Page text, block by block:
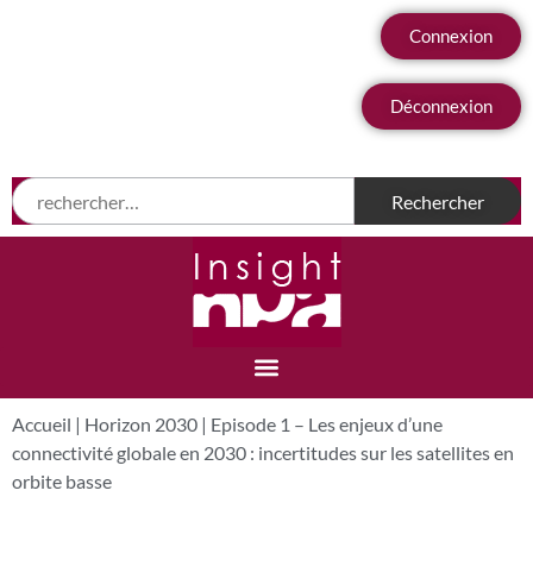
Connexion
Déconnexion
Accueil | Horizon 2030 | Episode 1 – Les enjeux d’une
connectivité globale en 2030 : incertitudes sur les satellites en
orbite basse